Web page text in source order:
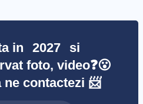
in 2027
si
foto, video❓😮
ne contactezi 📨